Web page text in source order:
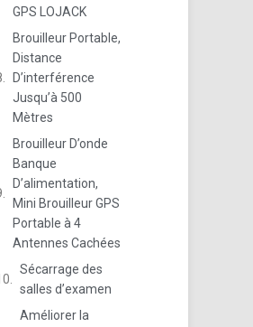
GPS LOJACK
Brouilleur Portable,
Distance
D’interférence
Jusqu’à 500
Mètres
Brouilleur D’onde
Banque
D’alimentation,
Mini Brouilleur GPS
Portable à 4
Antennes Cachées
Sécarrage des
salles d’examen
Améliorer la